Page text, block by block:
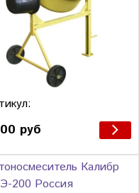
руб
Калибр
200 Россия